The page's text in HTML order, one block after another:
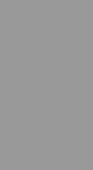
Encuentras
Te